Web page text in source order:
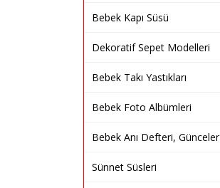
Bebek Kapı Süsü
Dekoratif Sepet Modelleri
Bebek Takı Yastıkları
Bebek Foto Albümleri
Bebek Anı Defteri, Günceler
Sünnet Süsleri